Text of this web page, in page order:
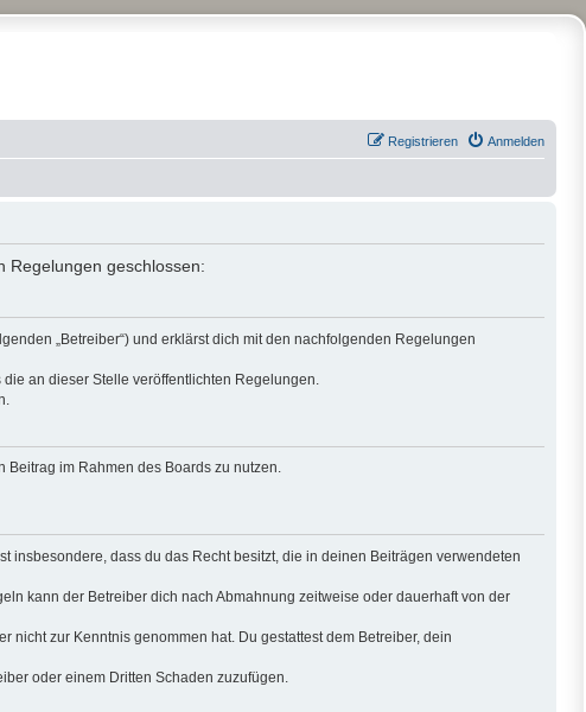
Anmelden
Registrieren
Regelungen geschlossen:
„Betreiber“) und erklärst dich mit den nachfolgenden Regelungen
an dieser Stelle veröffentlichten Regelungen.
Beitrag im Rahmen des Boards zu nutzen.
insbesondere, dass du das Recht besitzt, die in deinen Beiträgen verwendeten
kann der Betreiber dich nach Abmahnung zeitweise oder dauerhaft von der
nicht zur Kenntnis genommen hat. Du gestattest dem Betreiber, dein
oder einem Dritten Schaden zuzufügen.